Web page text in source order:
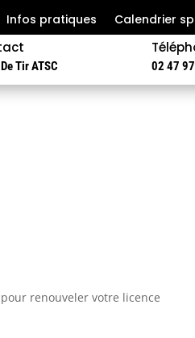
Infos pratiques Calendrier
Tir ATSC 02 47
renouveler votre licence